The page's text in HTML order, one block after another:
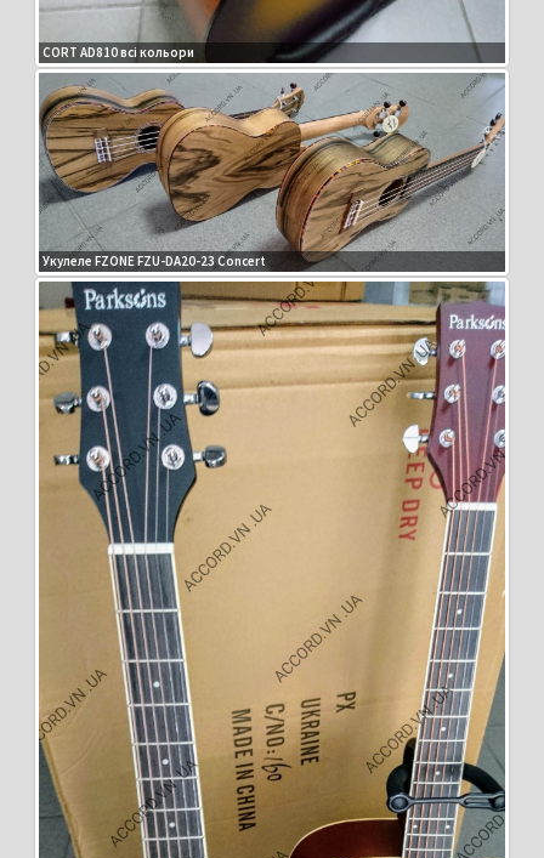
CORT AD810 всі кольори
Укулеле FZONE FZU-DA20-23 Concert